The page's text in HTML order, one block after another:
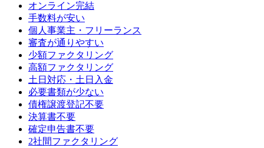
オンライン完結
手数料が安い
個人事業主・フリーランス
審査が通りやすい
少額ファクタリング
高額ファクタリング
土日対応・土日入金
必要書類が少ない
債権譲渡登記不要
決算書不要
確定申告書不要
2社間ファクタリング